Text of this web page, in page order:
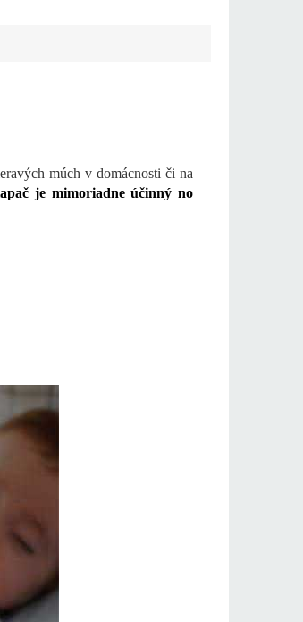
múch v domácnosti či na
je mimoriadne účinný no